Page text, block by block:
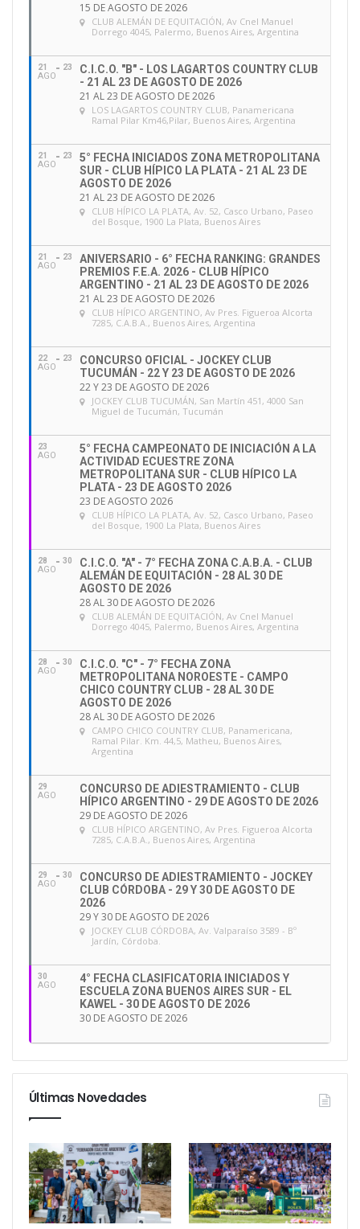
15 DE AGOSTO DE 2026
CLUB ALEMÁN DE EQUITACIÓN, Av Cnel Manuel
Dorrego 4045, Palermo, Buenos Aires, Argentina
21
AGO
23
C.I.C.O. "B" - LOS LAGARTOS COUNTRY CLUB
- 21 AL 23 DE AGOSTO DE 2026
21 AL 23 DE AGOSTO DE 2026
LOS LAGARTOS COUNTRY CLUB, Panamericana
Ramal Pilar Km46,Pilar, Buenos Aires, Argentina
21
AGO
23
5° FECHA INICIADOS ZONA METROPOLITANA
SUR - CLUB HÍPICO LA PLATA - 21 AL 23 DE
AGOSTO DE 2026
21 AL 23 DE AGOSTO DE 2026
CLUB HÍPICO LA PLATA, Av. 52, Casco Urbano, Paseo
del Bosque, 1900 La Plata, Buenos Aires
21
AGO
23
ANIVERSARIO - 6° FECHA RANKING: GRANDES
PREMIOS F.E.A. 2026 - CLUB HÍPICO
ARGENTINO - 21 AL 23 DE AGOSTO DE 2026
21 AL 23 DE AGOSTO DE 2026
CLUB HÍPICO ARGENTINO, Av Pres. Figueroa Alcorta
7285, C.A.B.A., Buenos Aires, Argentina
22
AGO
23
CONCURSO OFICIAL - JOCKEY CLUB
TUCUMÁN - 22 Y 23 DE AGOSTO DE 2026
22 Y 23 DE AGOSTO DE 2026
JOCKEY CLUB TUCUMÁN, San Martín 451, 4000 San
Miguel de Tucumán, Tucumán
23
AGO
5° FECHA CAMPEONATO DE INICIACIÓN A LA
ACTIVIDAD ECUESTRE ZONA
METROPOLITANA SUR - CLUB HÍPICO LA
PLATA - 23 DE AGOSTO 2026
23 DE AGOSTO 2026
CLUB HÍPICO LA PLATA, Av. 52, Casco Urbano, Paseo
del Bosque, 1900 La Plata, Buenos Aires
28
AGO
30
C.I.C.O. "A" - 7° FECHA ZONA C.A.B.A. - CLUB
ALEMÁN DE EQUITACIÓN - 28 AL 30 DE
AGOSTO DE 2026
28 AL 30 DE AGOSTO DE 2026
CLUB ALEMÁN DE EQUITACIÓN, Av Cnel Manuel
Dorrego 4045, Palermo, Buenos Aires, Argentina
28
AGO
30
C.I.C.O. "C" - 7° FECHA ZONA
METROPOLITANA NOROESTE - CAMPO
CHICO COUNTRY CLUB - 28 AL 30 DE
AGOSTO DE 2026
28 AL 30 DE AGOSTO DE 2026
CAMPO CHICO COUNTRY CLUB, Panamericana,
Ramal Pilar. Km. 44,5, Matheu, Buenos Aires,
Argentina
29
AGO
CONCURSO DE ADIESTRAMIENTO - CLUB
HÍPICO ARGENTINO - 29 DE AGOSTO DE 2026
29 DE AGOSTO DE 2026
CLUB HÍPICO ARGENTINO, Av Pres. Figueroa Alcorta
7285, C.A.B.A., Buenos Aires, Argentina
29
AGO
30
CONCURSO DE ADIESTRAMIENTO - JOCKEY
CLUB CÓRDOBA - 29 Y 30 DE AGOSTO DE
2026
29 Y 30 DE AGOSTO DE 2026
JOCKEY CLUB CÓRDOBA, Av. Valparaíso 3589 - Bº
Jardín, Córdoba.
30
AGO
4° FECHA CLASIFICATORIA INICIADOS Y
ESCUELA ZONA BUENOS AIRES SUR - EL
KAWEL - 30 DE AGOSTO DE 2026
30 DE AGOSTO DE 2026
Últimas Novedades